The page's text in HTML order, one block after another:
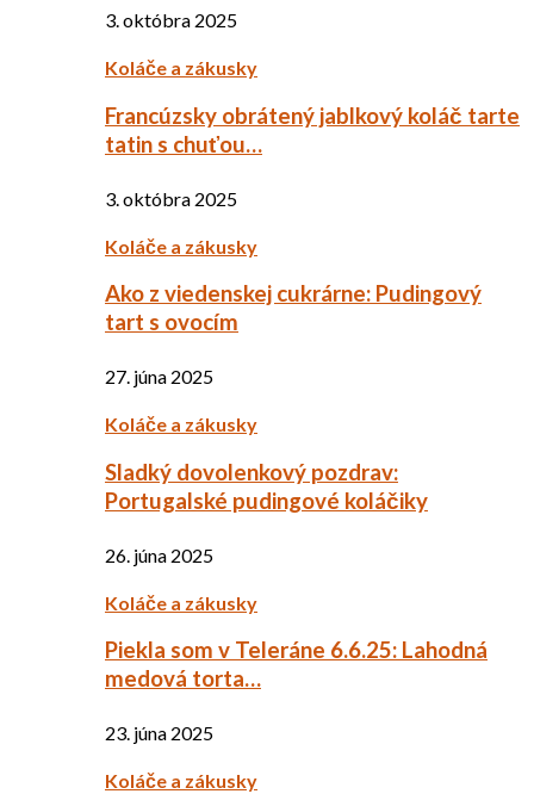
3. októbra 2025
Koláče a zákusky
Francúzsky obrátený jablkový koláč tarte
tatin s chuťou…
3. októbra 2025
Koláče a zákusky
Ako z viedenskej cukrárne: Pudingový
tart s ovocím
27. júna 2025
Koláče a zákusky
Sladký dovolenkový pozdrav:
Portugalské pudingové koláčiky
26. júna 2025
Koláče a zákusky
Piekla som v Teleráne 6.6.25: Lahodná
medová torta…
23. júna 2025
Koláče a zákusky